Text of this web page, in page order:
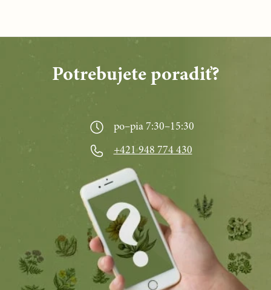
Potrebujete poradiť?
po–pia 7:30–15:30
+421 948 774 430